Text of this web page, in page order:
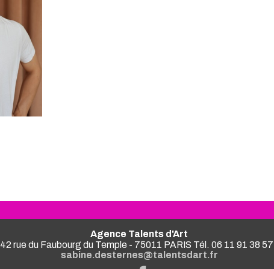
Agence Talents d'Art
42 rue du Faubourg du Temple - 75011 PARIS Tél. 06 11 91 38 57
sabine.desternes@talentsdart.fr